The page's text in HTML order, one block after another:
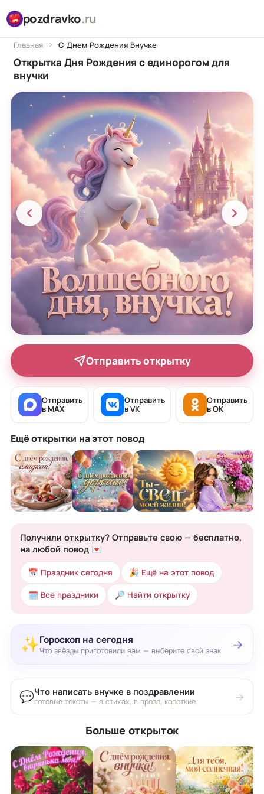
pozdravko.ru
Главная С Днем Рождения Внучке
Открытка Дня Рождения с единорогом для
внучки
Отправить открытку
Отправить
в MAX
Отправить
в VK
Отправить
в OK
Ещё открытки на этот повод
Получили открытку? Отправьте свою — бесплатно,
на любой повод 💌
📅 Праздник сегодня 🎉 Ещё на этот повод
🗓 Все праздники 🔎 Найти открытку
✨Гороскоп на сегодня
Что звёзды приготовили вам — выберите свой знак →
💬Что написать внучке в поздравлении
готовые тексты — в стихах, в прозе, короткие →
Больше открыток